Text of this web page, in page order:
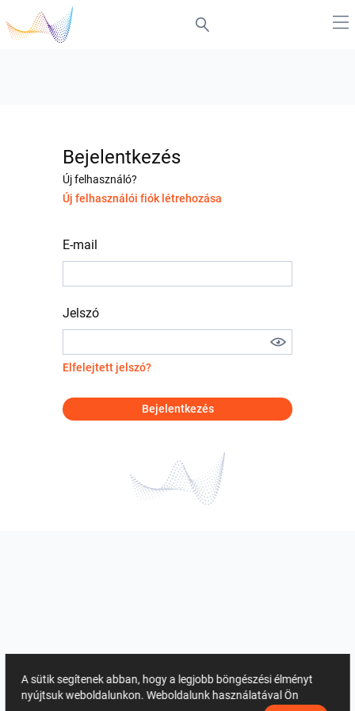
Bejelentkezés
Új felhasználó?
Új felhasználói fiók létrehozása
E-mail
Jelszó
Elfelejtett jelszó?
Bejelentkezés
A sütik segítenek abban, hogy a legjobb böngészési élményt
nyújtsuk weboldalunkon. Weboldalunk használatával Ön